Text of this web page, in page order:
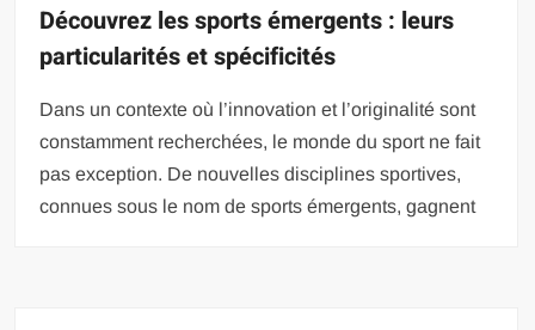
Découvrez les sports émergents : leurs
particularités et spécificités
Dans un contexte où l’innovation et l’originalité sont
constamment recherchées, le monde du sport ne fait
pas exception. De nouvelles disciplines sportives,
connues sous le nom de sports émergents, gagnent